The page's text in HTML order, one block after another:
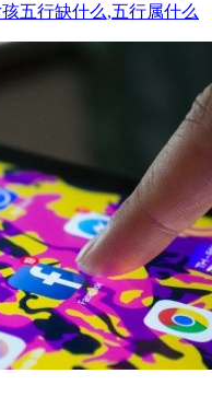
五行缺什么,五行属什么